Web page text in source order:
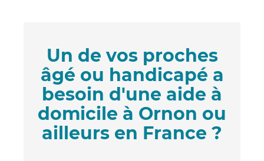
Un de vos proches
âgé ou handicapé a
besoin d'une aide à
domicile à Ornon ou
ailleurs en France ?